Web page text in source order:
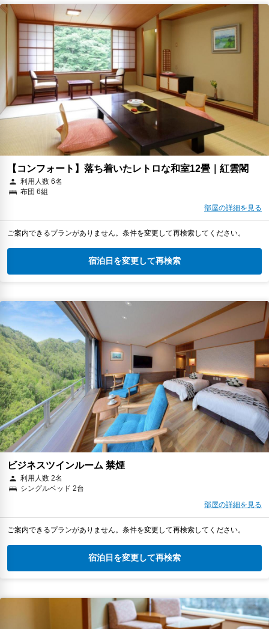
【コンフォート】落ち着いたレトロな和室12畳｜紅雲閣
利用人数 6名
布団 6組
部屋の詳細を見る
ご案内できるプランがありません。条件を変更して再検索してください。
宿泊日を変更して再検索
ビジネスツインルーム 禁煙
利用人数 2名
シングルベッド 2台
部屋の詳細を見る
ご案内できるプランがありません。条件を変更して再検索してください。
宿泊日を変更して再検索